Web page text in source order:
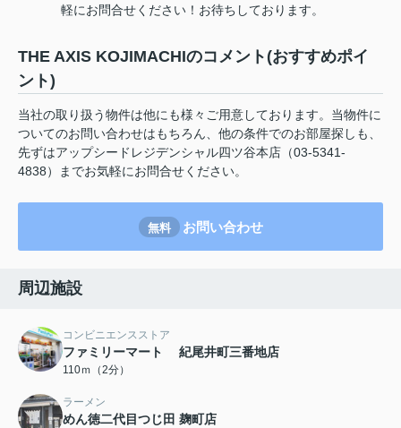
軽にお問合せください！お待ちしております。
THE AXIS KOJIMACHIのコメント(おすすめポイ
ント)
当社の取り扱う物件は他にも様々ご用意しております。当物件に
ついてのお問い合わせはもちろん、他の条件でのお部屋探しも、
先ずはアップシードレジデンシャル四ツ谷本店（03-5341-
4838）までお気軽にお問合せください。
無料 お問い合わせ
周辺施設
コンビニエンスストア
ファミリーマート 紀尾井町三番地店
110ｍ（2分）
ラーメン
めん徳二代目つじ田 麹町店